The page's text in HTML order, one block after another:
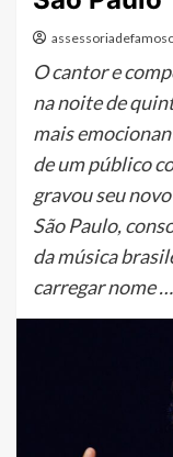
O cantor e
na noite de
mais
de um público
gravou seu
São Paulo,
da música
carregar nome …